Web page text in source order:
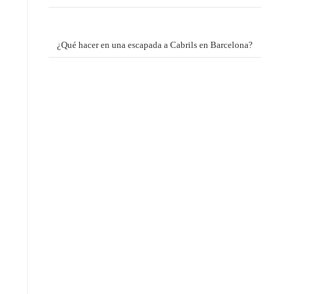
¿Qué hacer en una escapada a Cabrils en Barcelona?